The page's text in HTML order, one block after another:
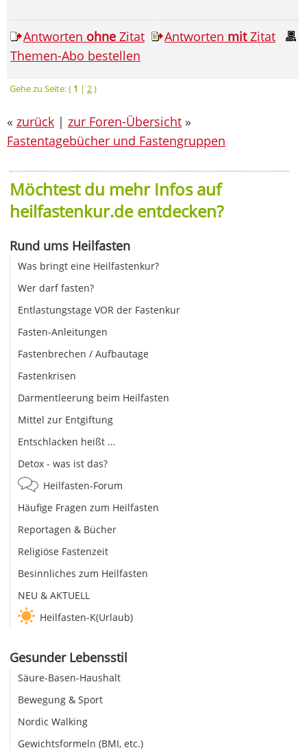
Antworten ohne Zitat Antworten mitZitat
Themen-Abo bestellen
Gehe zu Seite: ( 1 | 2)
« zurück | zur Foren-Übersicht »
Fastentagebücher und Fastengruppen
Möchtest du mehr Infos auf
heilfastenkur.de entdecken?
Rund ums Heilfasten
Was bringt eine Heilfastenkur?
Wer darf fasten?
Entlastungstage VOR der Fastenkur
Fasten-Anleitungen
Fastenbrechen / Aufbautage
Fastenkrisen
Darmentleerung beim Heilfasten
Mittel zur Entgiftung
Entschlacken heißt ...
Detox - was ist das?
Heilfasten-Forum
Häufige Fragen zum Heilfasten
Reportagen & Bücher
Religiöse Fastenzeit
Besinnliches zum Heilfasten
NEU & AKTUELL
Heilfasten-K(Urlaub)
Gesunder Lebensstil
Säure-Basen-Haushalt
Bewegung & Sport
Nordic Walking
Gewichtsformeln (BMI, etc.)